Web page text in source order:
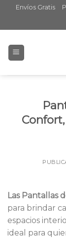
content
Envíos Gratis
Las Pantallas
para brindar
espacios
ideal para